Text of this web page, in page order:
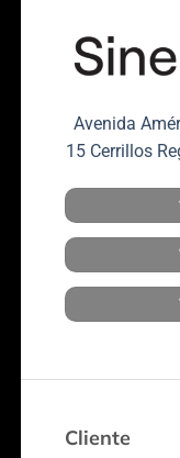
Avenida
15 Cerrillos
Cliente